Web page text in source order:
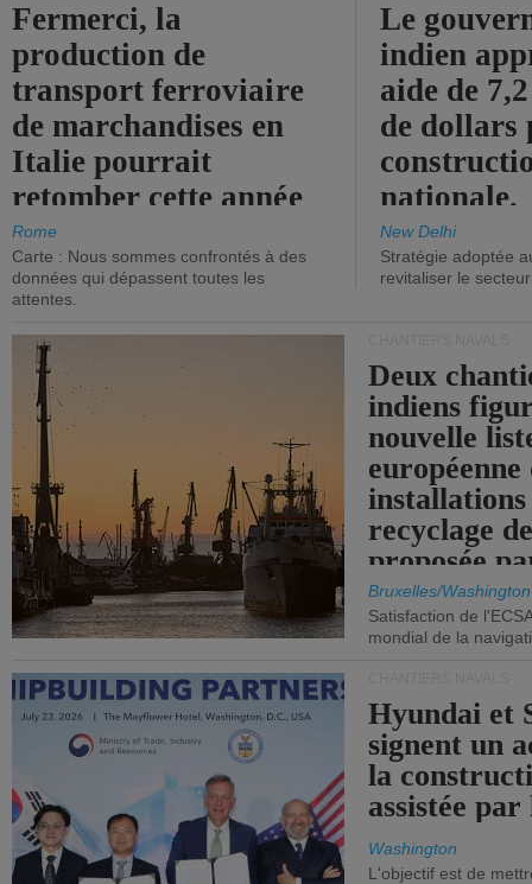
Fermerci, la
production de
transport ferroviaire
de marchandises en
Italie pourrait
retomber cette année
aux niveaux de 2015.
Rome
Carte : Nous sommes confrontés à des
données qui dépassent toutes les
attentes.
Le
indien
aide de
de dollars
nationale.
New Delhi
Stratégie adoptée
revitaliser le secteur
Deux
indiens
nouvelle
européenne
installations
recyclage
proposée
Bruxelles/Washington
Satisfaction de
mondial de la
Hyundai et
signent un
la
assistée
Washington
L'objectif est de